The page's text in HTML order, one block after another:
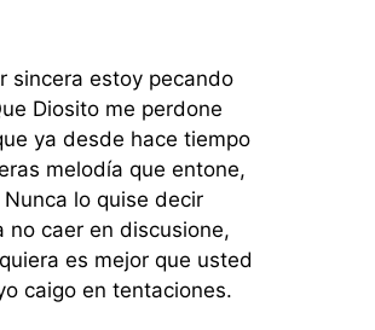
sincera estoy pecando
Diosito me perdone
ya desde hace tiempo
melodía que entone,
Nunca lo quise decir
no caer en discusione,
es mejor que usted
caigo en tentaciones.